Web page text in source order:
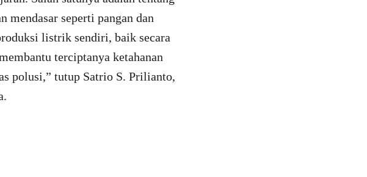
mendasar seperti pangan dan
listrik sendiri, baik secara
terciptanya ketahanan
polusi,” tutup Satrio S. Prilianto,